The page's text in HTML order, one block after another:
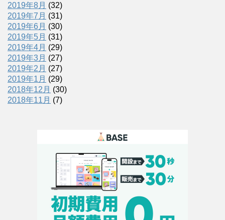
2019年8月 (32)
2019年7月 (31)
2019年6月 (30)
2019年5月 (31)
2019年4月 (29)
2019年3月 (27)
2019年2月 (27)
2019年1月 (29)
2018年12月 (30)
2018年11月 (7)